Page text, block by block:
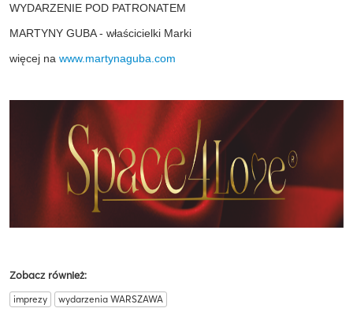
WYDARZENIE POD PATRONATEM
MARTYNY GUBA - właścicielki Marki
więcej na www.martynaguba.com
Zobacz również:
imprezy wydarzenia WARSZAWA